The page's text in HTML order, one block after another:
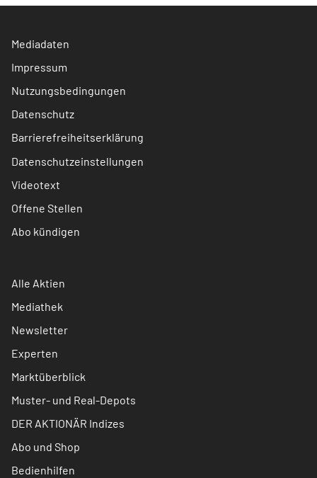
Mediadaten
Impressum
Nutzungsbedingungen
Datenschutz
Barrierefreiheitserklärung
Datenschutzeinstellungen
Videotext
Offene Stellen
Abo kündigen
Alle Aktien
Mediathek
Newsletter
Experten
Marktüberblick
Muster- und Real-Depots
DER AKTIONÄR Indizes
Abo und Shop
Bedienhilfen